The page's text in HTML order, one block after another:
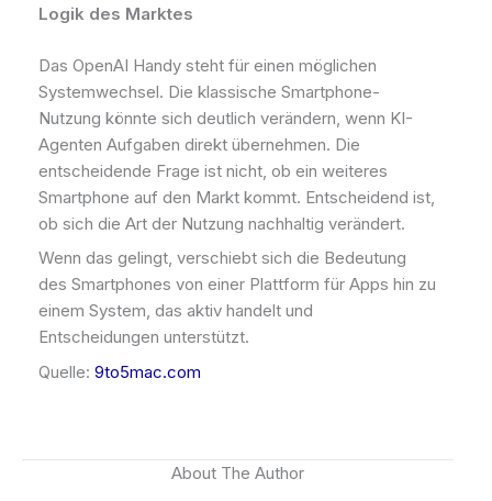
Logik des Marktes
Das OpenAI Handy steht für einen möglichen
Systemwechsel. Die klassische Smartphone-
Nutzung könnte sich deutlich verändern, wenn KI-
Agenten Aufgaben direkt übernehmen. Die
entscheidende Frage ist nicht, ob ein weiteres
Smartphone auf den Markt kommt. Entscheidend ist,
ob sich die Art der Nutzung nachhaltig verändert.
Wenn das gelingt, verschiebt sich die Bedeutung
des Smartphones von einer Plattform für Apps hin zu
einem System, das aktiv handelt und
Entscheidungen unterstützt.
Quelle: 9to5mac.com
About The Author